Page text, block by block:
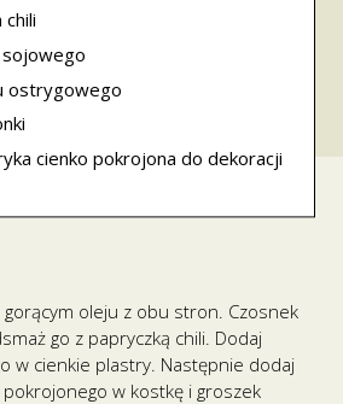
chili
sojowego
ostrygowego
cienko pokrojona do dekoracji
oleju z obu stron. Czosnek
go z papryczką chili. Dodaj
w cienkie plastry. Następnie dodaj
w kostkę i groszek